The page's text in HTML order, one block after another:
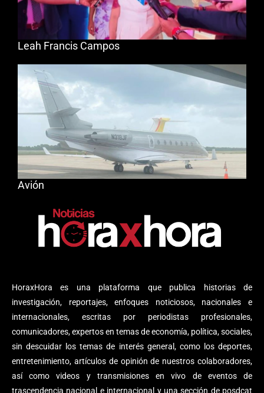
HoraxHora es una plataforma que publica historias de
investigación, reportajes, enfoques noticiosos, nacionales e
internacionales, escritas por periodistas profesionales,
comunicadores, expertos en temas de economía, política, sociales,
sin descuidar los temas de interés general, como los deportes,
entretenimiento, artículos de opinión de nuestros colaboradores,
así como videos y transmisiones en vivo de eventos de
trascendencia nacional e internacional y una sección de posdcat
Leah Francis Campos
Avión